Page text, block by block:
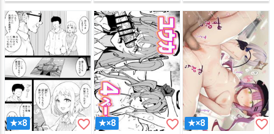
★×8 favorite_border ★×8 favorite_border ★×8 favorite_border